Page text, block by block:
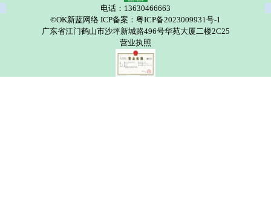
电话：13630466663
©OK新蓝网络 ICP备案：粤ICP备2023009931号-1
广东省江门鹤山市沙坪新城路496号华苑大厦二楼2C25
营业执照